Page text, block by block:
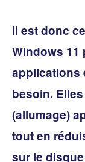
Il est donc
Windows 11
applications
besoin.
(allumage)
tout en
sur le